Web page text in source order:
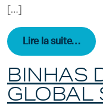
[…]
Lire la suite…from
BINHAS
GLOBAL